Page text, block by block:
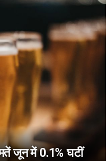
जून में 0.1% घटीं